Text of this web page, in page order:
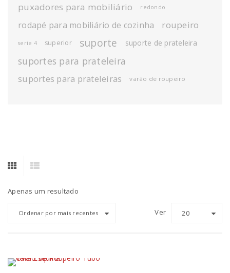
puxadores para mobiliário redondo
rodapé para mobiliário de cozinha roupeiro
serie 4 superior suporte suporte de prateleira
suportes para prateleira
suportes para prateleiras varão de roupeiro
Apenas um resultado
Ordenar por mais recentes Ver 20